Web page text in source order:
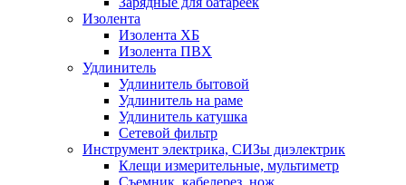
Изолента
Изолента ХБ
Изолента ПВХ
Удлинитель
Удлинитель бытовой
Удлинитель на раме
Удлинитель катушка
Сетевой фильтр
Инструмент электрика, СИЗы диэлектрик
Клещи измерительные, мультиметр
Съемник, кабелерез, нож